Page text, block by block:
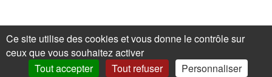
© ForestopicMentions légales. Reproduction interdite sans autorisation
écrite préalable.Gestionnaire de cookies
Ce site utilise des cookies et vous donne le contrôle sur
ceux que vous souhaitez activer
Tout accepter
Tout refuser Personnaliser